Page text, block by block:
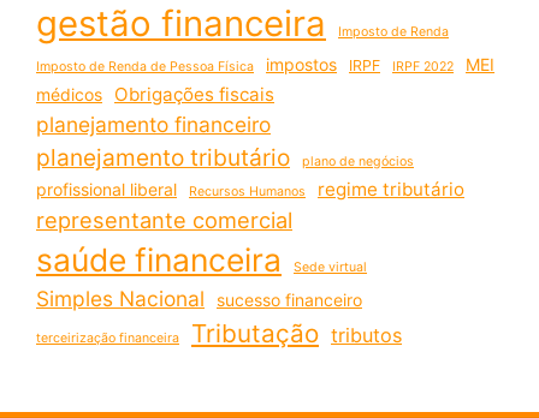
gestão financeira Imposto de Renda
Imposto de Renda de Pessoa Física impostos IRPF IRPF 2022
MEI
médicos
Obrigações fiscais
planejamento financeiro
planejamento tributário plano de negócios
profissional liberal Recursos Humanos regime tributário
representante comercial
saúde financeira Sede virtual
Simples Nacional sucesso financeiro
terceirização financeira Tributação tributos